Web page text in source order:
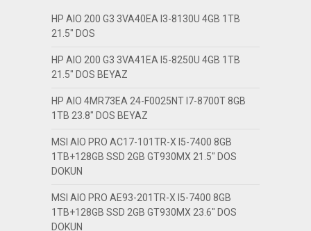
HP AIO 200 G3 3VA40EA I3-8130U 4GB 1TB
21.5″ DOS
HP AIO 200 G3 3VA41EA I5-8250U 4GB 1TB
21.5″ DOS BEYAZ
HP AIO 4MR73EA 24-F0025NT I7-8700T 8GB
1TB 23.8″ DOS BEYAZ
MSI AIO PRO AC17-101TR-X I5-7400 8GB
1TB+128GB SSD 2GB GT930MX 21.5″ DOS
DOKUN
MSI AIO PRO AE93-201TR-X I5-7400 8GB
1TB+128GB SSD 2GB GT930MX 23.6″ DOS
DOKUN